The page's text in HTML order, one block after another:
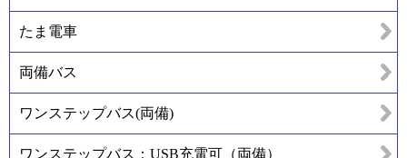
たま電車
両備バス
ワンステップバス(両備)
ワンステップバス：USB充電可（両備）